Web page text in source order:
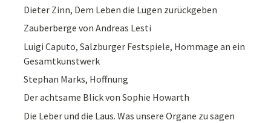
Dieter Zinn, Dem Leben die Lügen zurückgeben
Zauberberge von Andreas Lesti
Luigi Caputo, Salzburger Festspiele, Hommage an ein
Gesamtkunstwerk
Stephan Marks, Hoffnung
Der achtsame Blick von Sophie Howarth
Die Leber und die Laus. Was unsere Organe zu sagen